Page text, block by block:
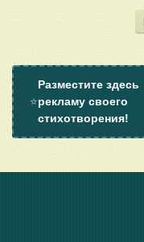
⭐
Разместите здесь
рекламу своего
стихотворения!